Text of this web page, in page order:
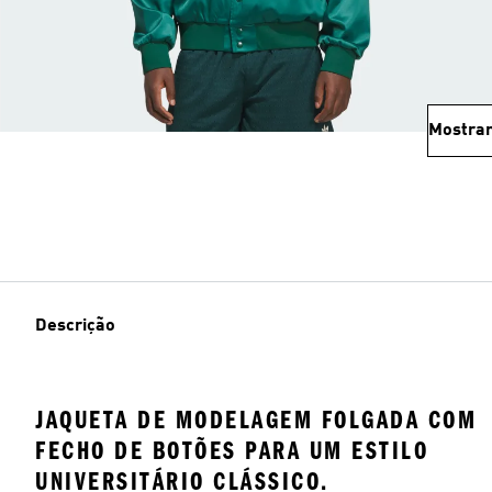
Descrição
JAQUETA DE MODELAGEM FOLGADA COM
FECHO DE BOTÕES PARA UM ESTILO
UNIVERSITÁRIO CLÁSSICO.